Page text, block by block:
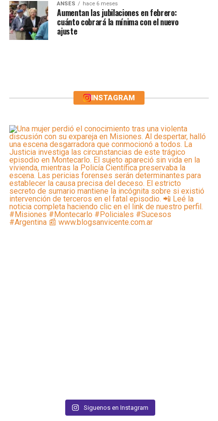
ANSES hace 6 meses
Aumentan las jubilaciones en febrero:
cuánto cobrará la mínima con el nuevo
ajuste
INSTAGRAM
Siguenos en Instagram